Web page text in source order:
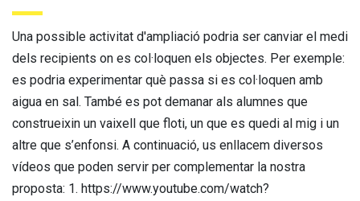
Una possible activitat d'ampliació podria ser canviar el medi
dels recipients on es col·loquen els objectes. Per exemple:
es podria experimentar què passa si es col·loquen amb
aigua en sal. També es pot demanar als alumnes que
construeixin un vaixell que floti, un que es quedi al mig i un
altre que s’enfonsi. A continuació, us enllacem diversos
vídeos que poden servir per complementar la nostra
proposta: 1. https://www.youtube.com/watch?